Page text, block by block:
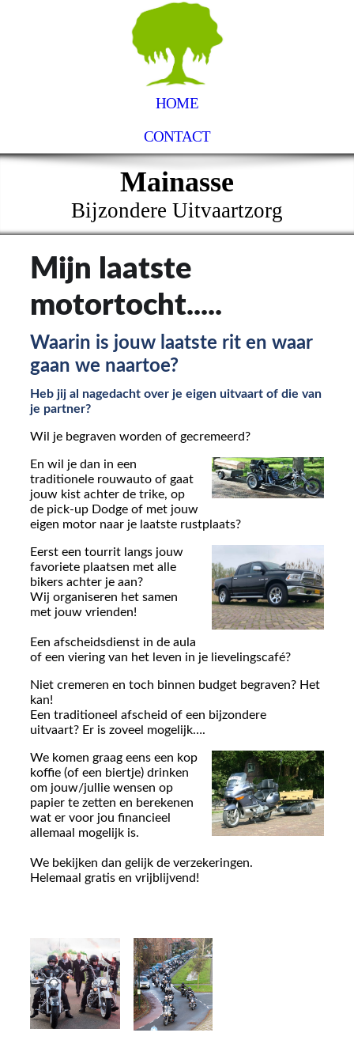
HOME
CONTACT
Mainasse
Bijzondere Uitvaartzorg
Mijn laatste
motortocht.....
Waarin is jouw laatste rit en waar
gaan we naartoe?
Heb jij al nagedacht over je eigen uitvaart of die van
je partner?
Wil je begraven worden of gecremeerd?
En wil je dan in een
traditionele rouwauto of gaat
jouw kist achter de trike, op
de pick-up Dodge of met jouw
eigen motor naar je laatste rustplaats?
Eerst een tourrit langs jouw
favoriete plaatsen met alle
bikers achter je aan?
Wij organiseren het samen
met jouw vrienden!
Een afscheidsdienst in de aula
of een viering van het leven in je lievelingscafé?
Niet cremeren en toch binnen budget begraven? Het
kan!
Een traditioneel afscheid of een bijzondere
uitvaart? Er is zoveel mogelijk….
We komen graag eens een kop
koffie (of een biertje) drinken
om jouw/jullie wensen op
papier te zetten en berekenen
wat er voor jou financieel
allemaal mogelijk is.
We bekijken dan gelijk de verzekeringen.
Helemaal gratis en vrijblijvend!